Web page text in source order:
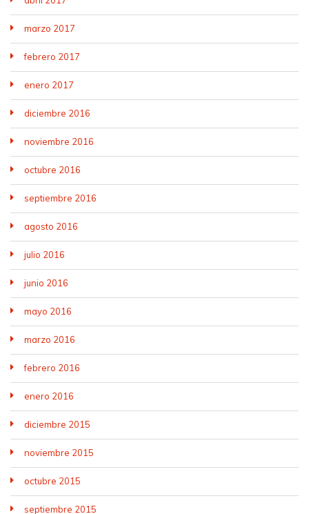
marzo 2017
febrero 2017
enero 2017
diciembre 2016
noviembre 2016
octubre 2016
septiembre 2016
agosto 2016
julio 2016
junio 2016
mayo 2016
marzo 2016
febrero 2016
enero 2016
diciembre 2015
noviembre 2015
octubre 2015
septiembre 2015